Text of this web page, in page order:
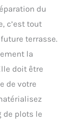
du
c’est tout
terrasse.
la
doit être
de votre
de plots le